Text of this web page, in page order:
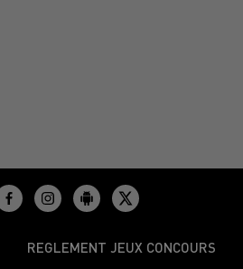
REGLEMENT JEUX CONCOURS